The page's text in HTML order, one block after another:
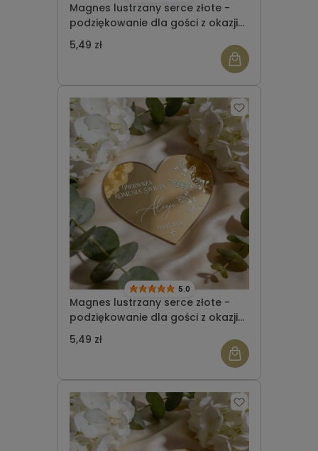
Magnes lustrzany serce złote -
podziękowanie dla gości z okazji
Komunii Świętej wzór 6
5,49 zł
Magnes lustrzany serce złote -
podziękowanie dla gości z okazji
Komunii Świętej wzór 7
5.0
5,49 zł